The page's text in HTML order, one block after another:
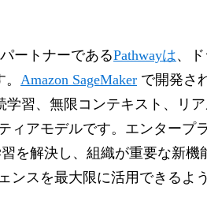
ートナーであるPathwayは、
Amazon SageMaker で開発さ
習、無限コンテキスト、リ
ィアモデルです。エンタープ
を解決し、組織が重要な新
ンスを最大限に活用できるよ